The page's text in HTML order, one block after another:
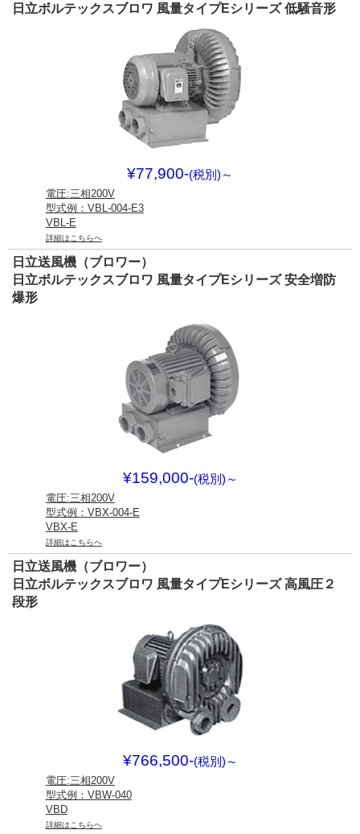
日立ボルテックスブロワ 風量タイプEシリーズ 低騒音形
¥77,900-(税別) ～
電圧:三相200V
型式例：VBL-004-E3
VBL-E
詳細はこちらへ
日立送風機（ブロワー）
日立ボルテックスブロワ 風量タイプEシリーズ 安全増防
爆形
¥159,000-(税別) ～
電圧:三相200V
型式例：VBX-004-E
VBX-E
詳細はこちらへ
日立送風機（ブロワー）
日立ボルテックスブロワ 風量タイプEシリーズ 高風圧２
段形
¥766,500-(税別) ～
電圧:三相200V
型式例：VBW-040
VBD
詳細はこちらへ